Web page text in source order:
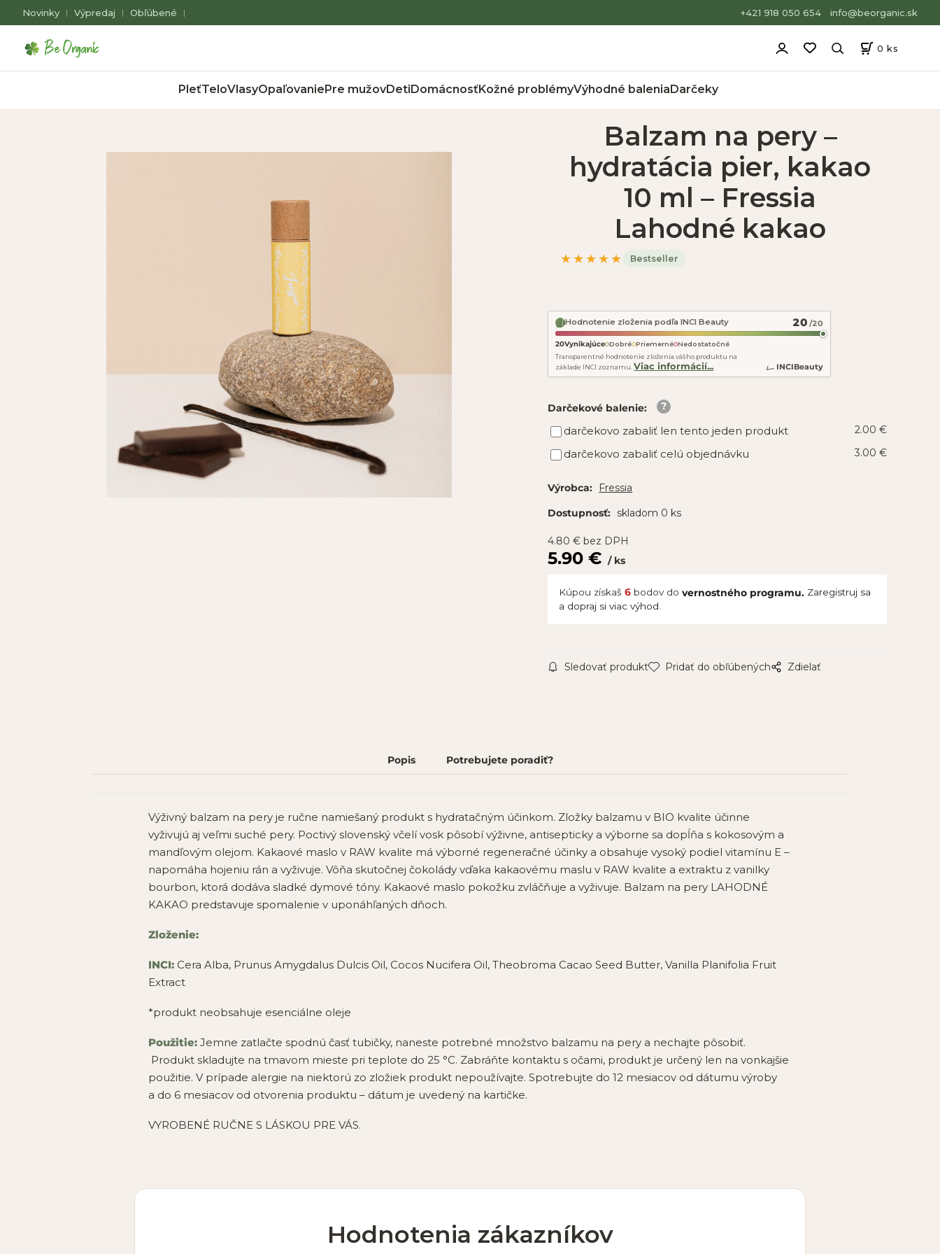
0 ks
Novinky | Výpredaj | Obľúbené | +421 918 050 654 info@beorganic.sk
PleťTeloVlasyOpaľovaniePre mužovDetiDomácnosťKožné problémyVýhodné baleniaDarčeky
Balzam na pery –
hydratácia pier, kakao
10 ml – Fressia
Lahodné kakao
★★★★★ Bestseller
Hodnotenie zloženia podľa INCI Beauty 20 /20
20Vynikajúce Dobré Priemerné Nedostatočné
Transparentné hodnotenie zloženia vášho produktu na
základe INCI zoznamu.Viac informácií... INCIBeauty
Darčekové balenie:
darčekovo zabaliť len tento jeden produkt 2.00 €
darčekovo zabaliť celú objednávku 3.00 €
Výrobca: Fressia
Dostupnosť: skladom 0 ks
4.80 €bez DPH
5.90 € ks
Kúpou získaš6 bodov dovernostného programu. Zaregistruj sa
a dopraj si viac výhod.
Sledovať produkt Pridať do obľúbených Zdielať
Popis Potrebujete poradiť?
Výživný balzam na pery je ručne namiešaný produkt s hydratačným účinkom. Zložky balzamu v BIO kvalite účinne
vyživujú aj veľmi suché pery. Poctivý slovenský včelí vosk pôsobí výživne, antisepticky a výborne sa dopĺňa s kokosovým a
mandľovým olejom. Kakaové maslo v RAW kvalite má výborné regeneračné účinky a obsahuje vysoký podiel vitamínu E –
napomáha hojeniu rán a vyživuje. Vôňa skutočnej čokolády vďaka kakaovému maslu v RAW kvalite a extraktu z vanilky
bourbon, ktorá dodáva sladké dymové tóny. Kakaové maslo pokožku zvláčňuje a vyživuje. Balzam na pery LAHODNÉ
KAKAO predstavuje spomalenie v uponáhľaných dňoch.
Zloženie:
INCI: Cera Alba, Prunus Amygdalus Dulcis Oil, Cocos Nucifera Oil, Theobroma Cacao Seed Butter, Vanilla Planifolia Fruit
Extract
*produkt neobsahuje esenciálne oleje
Použitie: Jemne zatlačte spodnú časť tubičky, naneste potrebné množstvo balzamu na pery a nechajte pôsobiť.
Produkt skladujte na tmavom mieste pri teplote do 25 °C. Zabráňte kontaktu s očami, produkt je určený len na vonkajšie
použitie. V prípade alergie na niektorú zo zložiek produkt nepoužívajte. Spotrebujte do 12 mesiacov od dátumu výroby
a do 6 mesiacov od otvorenia produktu – dátum je uvedený na kartičke.
VYROBENÉ RUČNE S LÁSKOU PRE VÁS.
Hodnotenia zákazníkov